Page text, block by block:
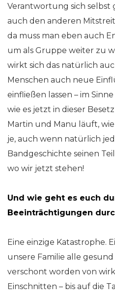
Verantwortung sich selbst
auch den anderen
da muss man eben auch
um als Gruppe weiter zu
wirkt sich das natürlich
Menschen auch neue
einfließen lassen – im Sinne
wie es jetzt in dieser
Martin und Manu läuft,
je, auch wenn natürlich
Bandgeschichte seinen
wo wir jetzt stehen!
Und wie geht es euch
Beeinträchtigungen
Eine einzige Katastrophe.
unsere Familie alle
verschont worden von
Einschnitten – bis auf die